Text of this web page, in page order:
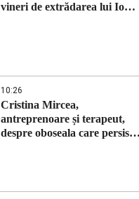
vineri de extrădarea lui Ionel
10:26
Cristina Mircea,
antreprenoare și terapeut,
despre oboseala care persistă